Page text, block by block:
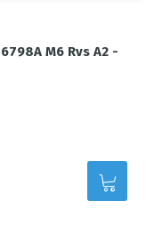
M6 Rvs A2 -